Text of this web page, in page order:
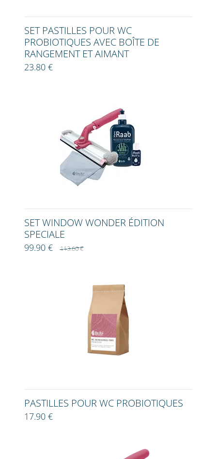
SET PASTILLES POUR WC
PROBIOTIQUES AVEC BOÎTE DE
RANGEMENT ET AIMANT
23.80 €
SET WINDOW WONDER ÉDITION
SPECIALE
99.90 €113.60 €
PASTILLES POUR WC PROBIOTIQUES
17.90 €